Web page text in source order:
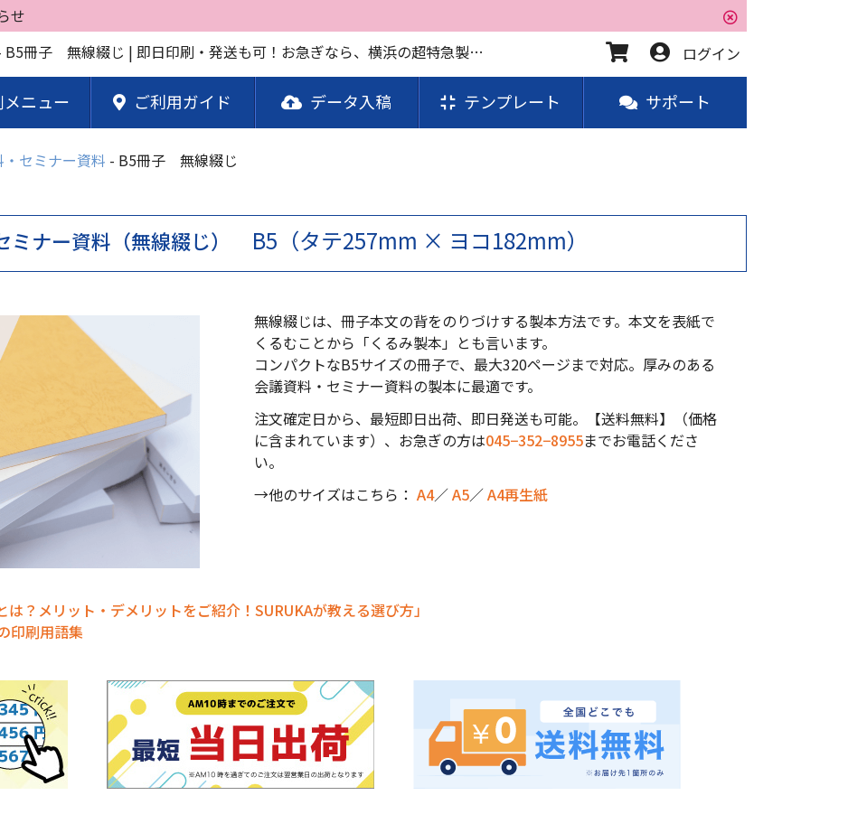
せ
用途から選ぶ - 会議資料・セミナー資料 - B5冊子 無線綴じ | 即日印刷・発送も可！お急ぎなら、横浜の超特急製本部SURUKA
ログイン
メニュー ご利用ガイド データ入稿 テンプレート サポート
セミナー資料 B5冊子 無線綴じ
ナー資料（無線綴じ） B5（タテ257mm × ヨコ182mm）
無線綴じは、冊子本文の背をのりづけする製本方法です。本文を表紙で
くるむことから「くるみ製本」とも言います。
コンパクトなB5サイズの冊子で、最大320ページまで対応。厚みのある
会議資料・セミナー資料の製本に最適です。
注文確定日から、最短即日出荷、即日発送も可能。【送料無料】（価格
に含まれています）、お急ぎの方は045−352−8955までお電話くださ
い。
→他のサイズはこちら：A4／A5／A4再生紙
は？メリット・デメリットをご紹介！SURUKAが教える選び方」
印刷用語集